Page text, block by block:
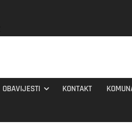
OBAVIJESTI KONTAKT